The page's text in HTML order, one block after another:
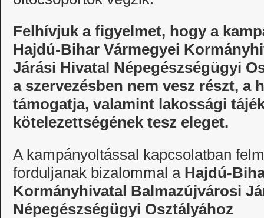
Felhívjuk a figyelmet, hogy a
Hajdú-Bihar Vármegyei
Járási Hivatal Népegészségügyi
a szervezésben nem vesz részt, a
támogatja, valamint lakossági
kötelezettségének tesz eleget.
A kampányoltással kapcsolatban
forduljanak bizalommal a Hajdú-
Kormányhivatal Balmazújvárosi
Népegészségügyi Osztályához